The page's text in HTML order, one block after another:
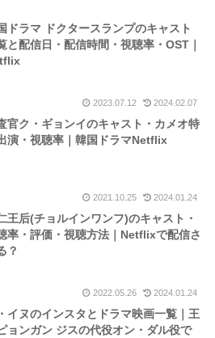
ドラマ ドクタースランプのキャスト
と配信日・配信時間・視聴率・OST｜
2023.07.12 2024.02.07
官ク・ギョンイのキャスト・カメオ特
演・視聴率｜韓国ドラマNetflix
2021.10.25 2024.01.24
王后(チョルインワンフ)のキャスト・
率・評価・視聴方法｜Netflixで配信さ
？
2022.05.26 2024.01.24
イヌのインスタとドラマ映画一覧｜王
ョンガン ジスの代役オン・ダル役で